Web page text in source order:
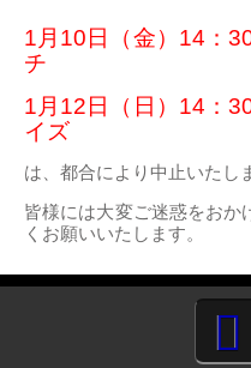
1月10日（金）14：
チ
1月12日（日）14：
イズ
は、 都合により中止いたし
皆様には大変ご迷惑をおか
くお願いいたします。